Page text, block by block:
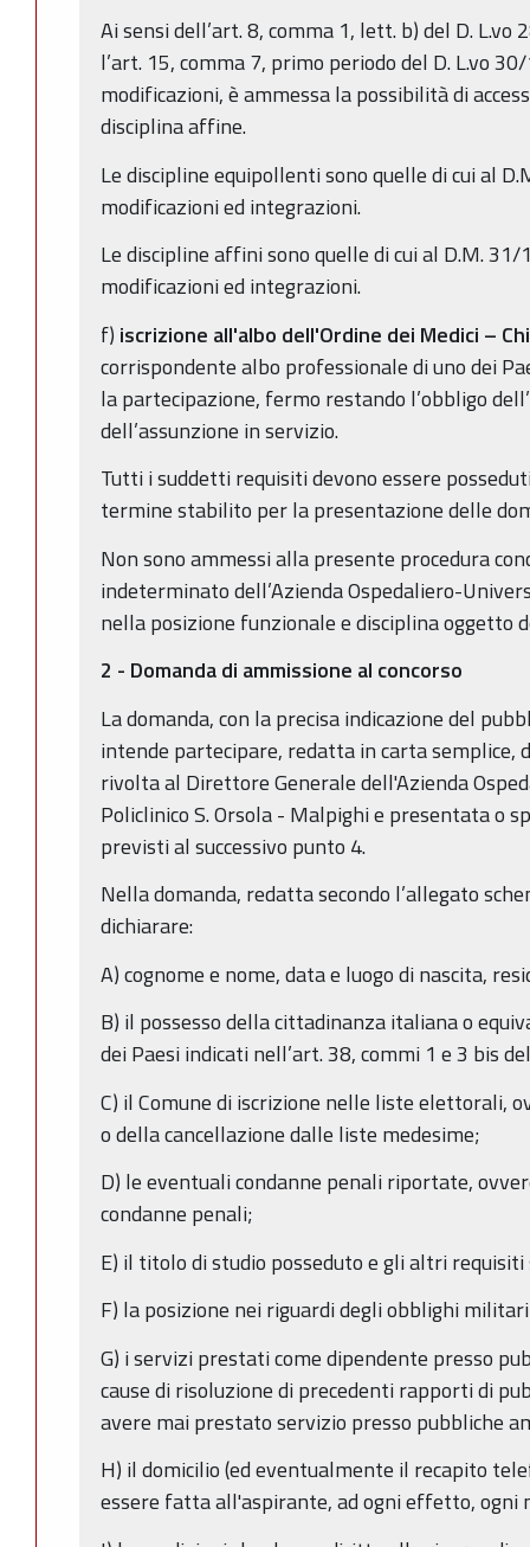
Ai sensi dell’art. 8, comma 1, lett. b) del D.
l’art. 15, comma 7, primo periodo del D. L.vo
modificazioni, è ammessa la possibilità di
disciplina affine.
Le discipline equipollenti sono quelle di cui al
modificazioni ed integrazioni.
Le discipline affini sono quelle di cui al D.M. 31/
modificazioni ed integrazioni.
f) iscrizione all'albo dell'Ordine dei Medici –
corrispondente albo professionale di uno dei
la partecipazione, fermo restando l’obbligo
dell’assunzione in servizio.
Tutti i suddetti requisiti devono essere
termine stabilito per la presentazione delle
Non sono ammessi alla presente procedura
indeterminato dell’Azienda Ospedaliero-
nella posizione funzionale e disciplina oggetto
2 - Domanda di ammissione al concorso
La domanda, con la precisa indicazione del
intende partecipare, redatta in carta semplice,
rivolta al Direttore Generale dell'Azienda
Policlinico S. Orsola - Malpighi e presentata o
previsti al successivo punto 4.
Nella domanda, redatta secondo l’allegato
dichiarare:
A) cognome e nome, data e luogo di nascita,
B) il possesso della cittadinanza italiana o
dei Paesi indicati nell’art. 38, commi 1 e 3 bis
C) il Comune di iscrizione nelle liste elettorali,
o della cancellazione dalle liste medesime;
D) le eventuali condanne penali riportate,
condanne penali;
E) il titolo di studio posseduto e gli altri
F) la posizione nei riguardi degli obblighi
G) i servizi prestati come dipendente presso
cause di risoluzione di precedenti rapporti di
avere mai prestato servizio presso pubbliche
H) il domicilio (ed eventualmente il recapito
essere fatta all'aspirante, ad ogni effetto, ogni